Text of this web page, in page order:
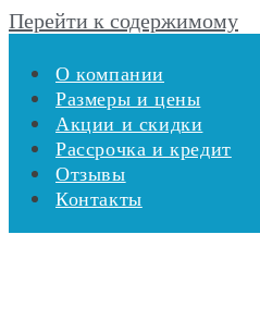
Перейти к содержимому
О компании
Размеры и цены
Акции и скидки
Рассрочка и кредит
Отзывы
Контакты